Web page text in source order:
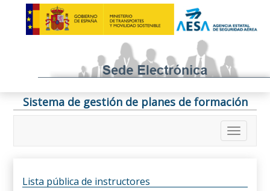
Sistema de gestión de planes de formación
Lista pública de instructores